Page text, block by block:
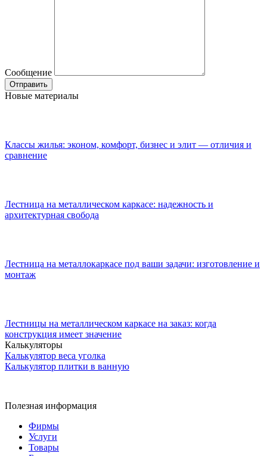
Сообщение
Новые материалы
Классы жилья: эконом, комфорт, бизнес и элит — отличия и
сравнение
Лестница на металлическом каркасе: надежность и
архитектурная свобода
Лестница на металлокаркасе под ваши задачи: изготовление и
монтаж
Лестницы на металлическом каркасе на заказ: когда
конструкция имеет значение
Калькуляторы
Калькулятор веса уголка
Калькулятор плитки в ванную
Полезная информация
Фирмы
Услуги
Товары